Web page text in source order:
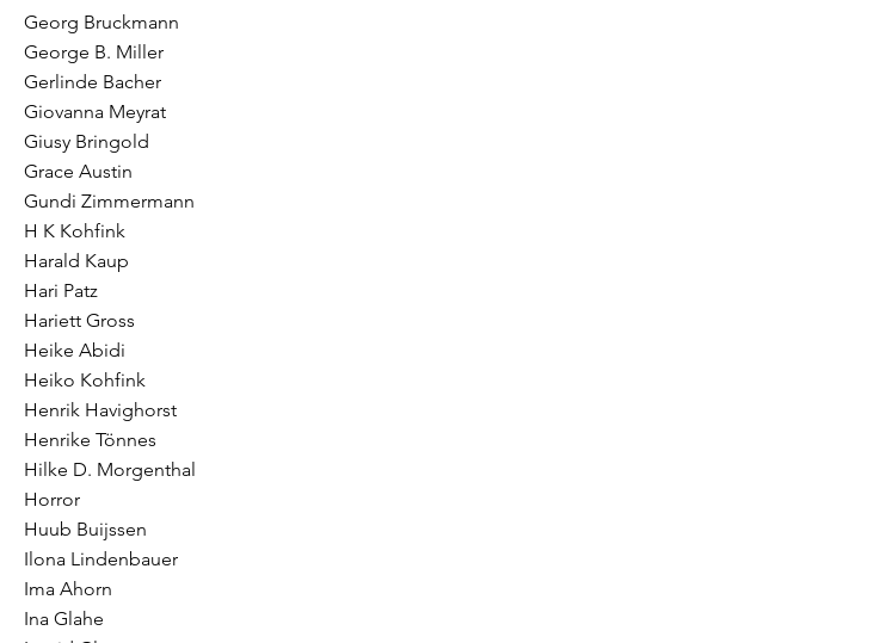
Georg Bruckmann
George B. Miller
Gerlinde Bacher
Giovanna Meyrat
Giusy Bringold
Grace Austin
Gundi Zimmermann
H K Kohfink
Harald Kaup
Hari Patz
Hariett Gross
Heike Abidi
Heiko Kohfink
Henrik Havighorst
Henrike Tönnes
Hilke D. Morgenthal
Horror
Huub Buijssen
Ilona Lindenbauer
Ima Ahorn
Ina Glahe